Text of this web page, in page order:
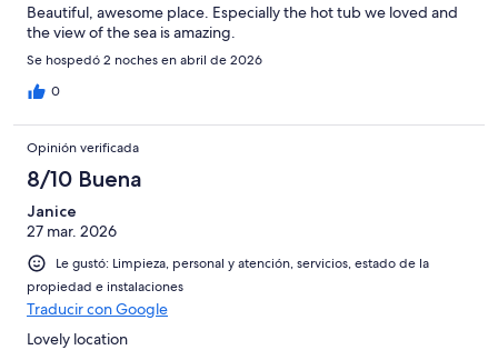
Beautiful, awesome place. Especially the hot tub we loved and
the view of the sea is amazing.
Se hospedó 2 noches en abril de 2026
0
Opinión verificada
8/10 Buena
Janice
27 mar. 2026
Le gustó: Limpieza, personal y atención, servicios, estado de la
propiedad e instalaciones
Traducir con Google
Lovely location